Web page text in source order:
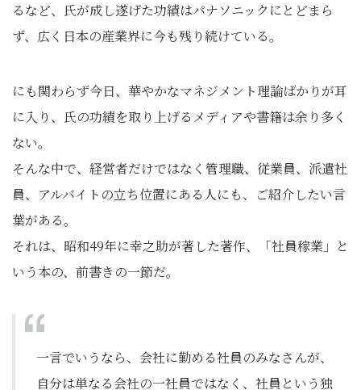
るなど、氏が成し遂げた功績はパナソニックにとどまら
ず、広く日本の産業界に今も残り続けている。
にも関わらず今日、華やかなマネジメント理論ばかりが耳
に入り、氏の功績を取り上げるメディアや書籍は余り多く
ない。
そんな中で、経営者だけではなく管理職、従業員、派遣社
員、アルバイトの立ち位置にある人にも、ご紹介したい言
葉がある。
それは、昭和49年に幸之助が著した著作、「社員稼業」と
いう本の、前書きの一節だ。
一言でいうなら、会社に勤める社員のみなさんが、
自分は単なる会社の一社員ではなく、社員という独